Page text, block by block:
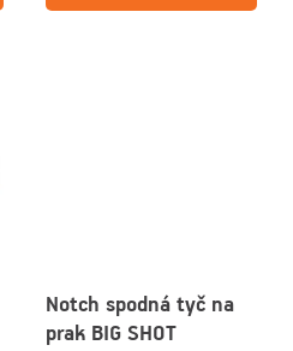
Notch spodná tyč na
prak BIG SHOT